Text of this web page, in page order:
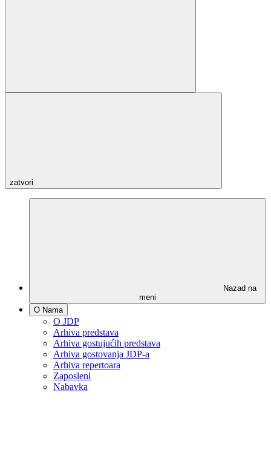
zatvori
Nazad na
meni
O Nama
O JDP
Arhiva predstava
Arhiva gostujućih predstava
Arhiva gostovanja JDP-a
Arhiva repertoara
Zaposleni
Nabavka